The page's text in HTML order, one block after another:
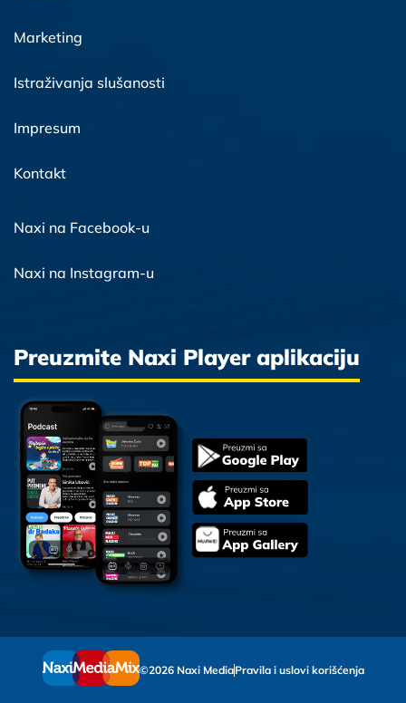
Marketing
Istraživanja slušanosti
Impresum
Kontakt
Naxi na Facebook-u
Naxi na Instagram-u
Preuzmite Naxi Player aplikaciju
©2026 Naxi MediaPravila i uslovi korišćenja